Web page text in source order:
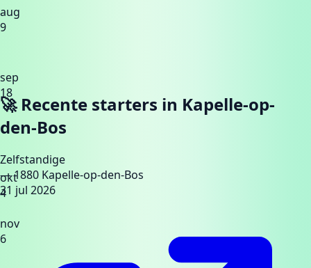
aug
9
sep
18
okt
4
nov
6
🚀 Recente starters in Kapelle-op-
den-Bos
Zelfstandige
— 1880 Kapelle-op-den-Bos
31 jul 2026